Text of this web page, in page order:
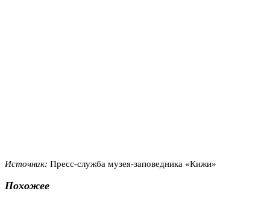
Источник: Пресс-служба музея-заповедника «Кижи»
Похожее